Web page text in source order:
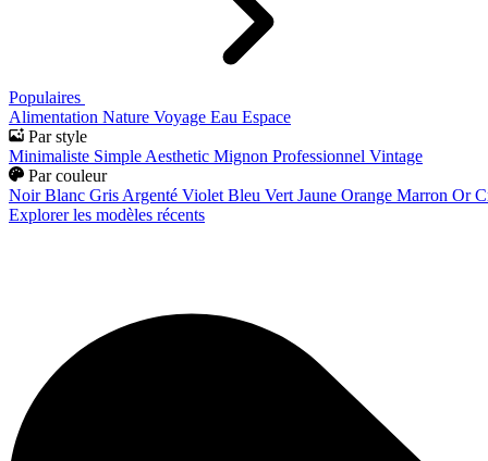
Populaires
Alimentation Nature Voyage Eau Espace
Par style
Minimaliste Simple Aesthetic Mignon Professionnel Vintage
Par couleur
Noir Blanc Gris Argenté Violet Bleu Vert Jaune Orange Marron Or
Explorer les modèles récents